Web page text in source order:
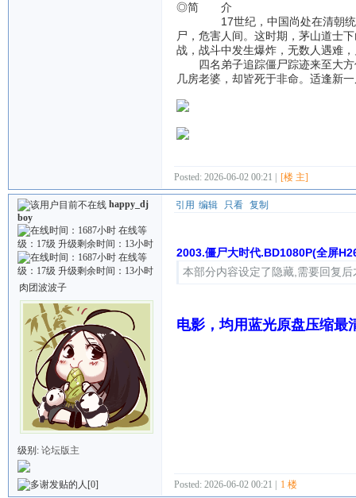
◎简 介
17世纪，中国尚处在清朝统治
尸，危害人间。这时期，茅山道士
战，战斗中发生爆炸，无数人遇难
四名弟子追踪僵尸踪迹来至大方
几房老婆，却皆死于非命。适逢新
Posted: 2026-06-02 00:21 | [楼 主]
happy_dj
boy
肉团波波子
级别: 论坛版主
[0]
引用 编辑 只看 复制
2003.僵尸大时代.BD1080P(全屏
本部分内容设定了隐藏,需要回复
电影，均用蓝光原盘压缩最
Posted: 2026-06-02 00:21 | 1 楼